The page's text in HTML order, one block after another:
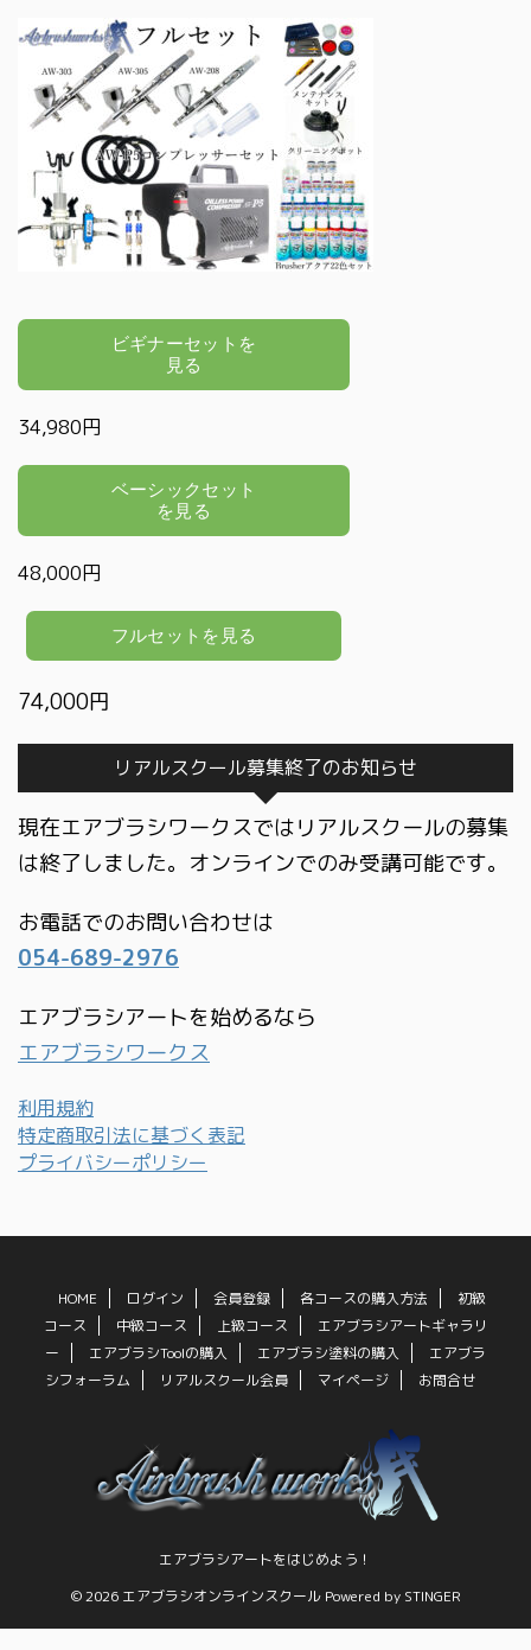
34,980円
48,000円
74,000円
リアルスクール募集終了のお知らせ
現在エアブラシワークスではリアルスクールの募集
は終了しました。オンラインでのみ受講可能です。
お電話でのお問い合わせは
054-689-2976
エアブラシアートを始めるなら
エアブラシワークス
利用規約
特定商取引法に基づく表記
プライバシーポリシー
HOME ログイン 会員登録 各コースの購入方法
初級
コース
中級コース 上級コース
エアブラシアートギャラリ
ー
エアブラシToolの購入 エアブラシ塗料の購入
エアブラ
シフォーラム
リアルスクール会員 マイページ お問合せ
エアブラシアートをはじめよう！
© 2026 エアブラシオンラインスクール Powered by STINGER